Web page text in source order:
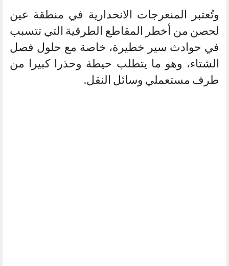
وتُعتبر المنعرجات الانحدارية في منطقة عين
لحصن من أخطر المقاطع الطرقية التي تتسبب
في حوادث سير خطيرة، خاصة مع حلول فصل
الشتاء، وهو ما يتطلب حيطة وحذرا كبيرا من
طرف مستعملي وسائل النقل.